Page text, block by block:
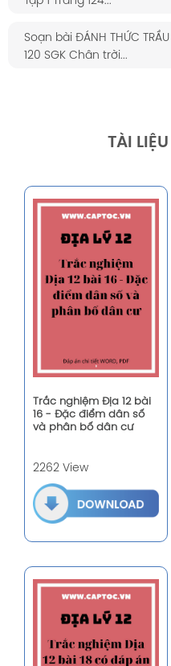
Soạn bài ĐÁNH THỨC
120 SGK Chân trời...
TÀI
Trắc nghiệm Địa 12 bài
16 - Đặc điểm dân số
và phân bố dân cư
2262 View